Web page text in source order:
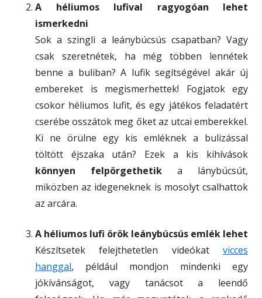
A héliumos lufival ragyogóan lehet
ismerkedni
Sok a szingli a leánybúcsús csapatban? Vagy
csak szeretnétek, ha még többen lennétek
benne a buliban? A lufik segítségével akár új
embereket is megismerhettek! Fogjatok egy
csokor héliumos lufit, és egy játékos feladatért
cserébe osszátok meg őket az utcai emberekkel.
Ki ne örülne egy kis emléknek a bulizással
töltött éjszaka után? Ezek a kis kihívások
könnyen felpörgethetik a lánybúcsút,
miközben az idegeneknek is mosolyt csalhattok
az arcára.
A héliumos lufi örök leánybúcsús emlék lehet
Készítsetek felejthetetlen videókat vicces
hanggal, például mondjon mindenki egy
jókívánságot, vagy tanácsot a leendő